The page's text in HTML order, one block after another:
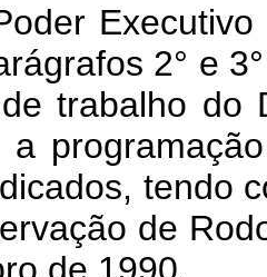
2° e
trabalho do
a
tendo
de